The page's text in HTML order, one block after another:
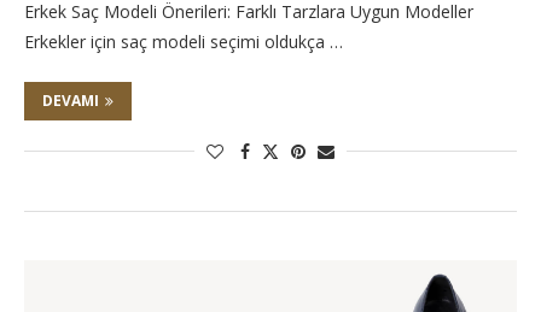
Erkek Saç Modeli Önerileri: Farklı Tarzlara Uygun Modeller
Erkekler için saç modeli seçimi oldukça …
DEVAMI